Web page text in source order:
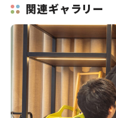
関連ギャラリー